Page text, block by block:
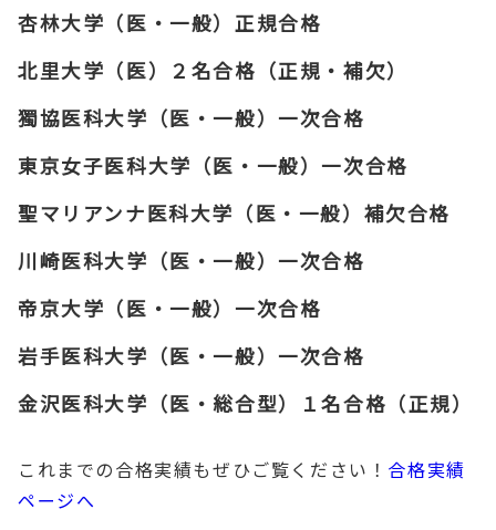
杏林大学（医・一般）正規合格
北里大学（医）２名合格（正規・補欠）
獨協医科大学（医・一般）一次合格
東京女子医科大学（医・一般）一次合格
聖マリアンナ医科大学（医・一般）補欠合格
川崎医科大学（医・一般）一次合格
帝京大学（医・一般）一次合格
岩手医科大学（医・一般）一次合格
金沢医科大学（医・総合型）１名合格（正規）
これまでの合格実績もぜひご覧ください！ 合格実績
ページへ